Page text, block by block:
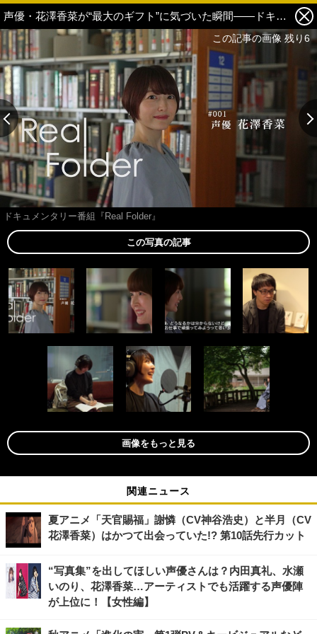
声優・花澤香菜が“最大のギフト”に気づいた瞬間――ドキュメンタリー番組『Real Folder』【ネタバレレポート】 1枚目の写真・画像
ドキュメンタリー番組『Real Folder』
この写真の記事
画像をもっと見る
関連ニュース
夏アニメ「天官賜福」謝憐（CV神谷浩史）と半月（CV
花澤香菜）はかつて出会っていた!? 第10話先行カット
“写真集”を出してほしい声優さんは？内田真礼、水瀬
いのり、花澤香菜…アーティストでも活躍する声優陣
が上位に！【女性編】
この記事の画像 残り6